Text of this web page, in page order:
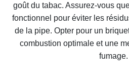
goût du tabac. Assurez-vous
fonctionnel pour éviter les
de la pipe. Opter pour un
combustion optimale et une
fumage.